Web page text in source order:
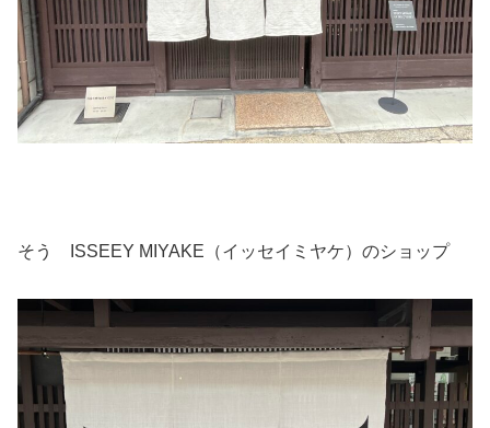
そう ISSEEY MIYAKE（イッセイミヤケ）のショップ